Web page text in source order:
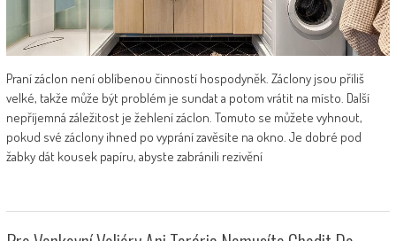
Praní záclon není oblíbenou činností hospodyněk. Záclony jsou příliš
velké, takže může být problém je sundat a potom vrátit na místo. Další
nepříjemná záležitost je žehlení záclon. Tomuto se můžete vyhnout,
pokud své záclony ihned po vyprání zavěsíte na okno. Je dobré pod
žabky dát kousek papíru, abyste zabránili rezivění